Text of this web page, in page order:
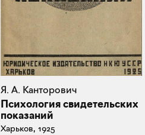
Я. А. Канторович
Психология свидетельских
показаний
Харьков, 1925